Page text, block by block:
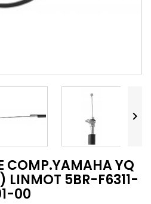


COMP.YAMAHA YQ
LINMOT 5BR-F6311-
00